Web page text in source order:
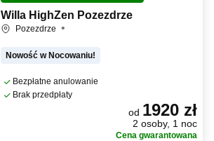
Willa HighZen Pozezdrze
Pozezdrze
Nowość w Nocowaniu!
Bezpłatne anulowanie
Brak przedpłaty
od 1920 zł
2 osoby, 1 noc
Cena gwarantowana